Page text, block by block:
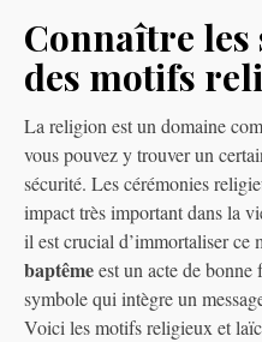
Connaître
des motifs
La religion est un domaine
vous pouvez y trouver un
sécurité. Les cérémonies
impact très important dans la
il est crucial d’immortaliser ce
baptêmeest un acte de bonne
symbole qui intègre un
Voici les motifs religieux et